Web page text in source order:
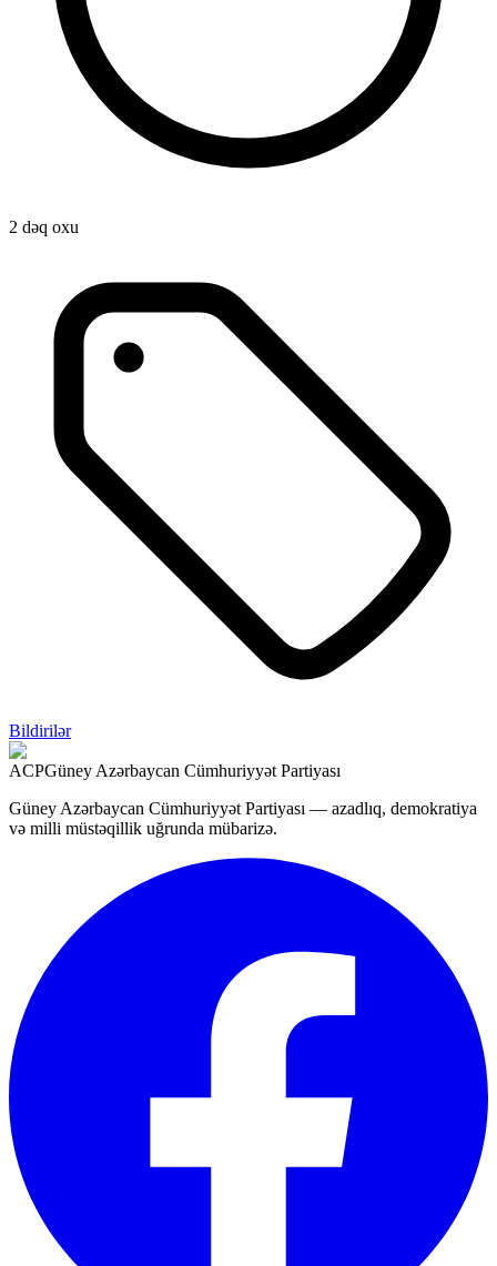
2 dəq oxu
Bildirilər
ACPGüney Azərbaycan Cümhuriyyət Partiyası
Güney Azərbaycan Cümhuriyyət Partiyası — azadlıq, demokratiya
və milli müstəqillik uğrunda mübarizə.